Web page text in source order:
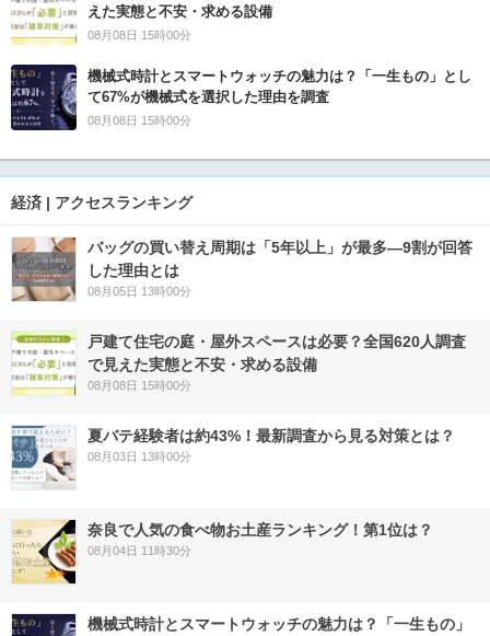
えた実態と不安・求める設備
08月08日 15時00分
機械式時計とスマートウォッチの魅力は？「一生もの」とし
て67%が機械式を選択した理由を調査
08月08日 15時00分
経済 | アクセスランキング
バッグの買い替え周期は「5年以上」が最多―9割が回答
した理由とは
08月05日 13時00分
戸建て住宅の庭・屋外スペースは必要？全国620人調査
で見えた実態と不安・求める設備
08月08日 15時00分
夏バテ経験者は約43%！最新調査から見る対策とは？
08月03日 13時00分
奈良で人気の食べ物お土産ランキング！第1位は？
08月04日 11時30分
機械式時計とスマートウォッチの魅力は？「一生もの」